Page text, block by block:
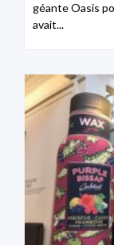
géante Oasis
avait...